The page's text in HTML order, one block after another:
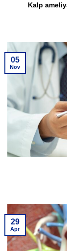
Kalp
05
Nov
29
Apr